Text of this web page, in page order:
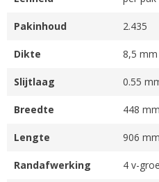
Pakinhoud 2.435
Dikte 8,5 mm
Slijtlaag 0.55
Breedte 448 mm
Lengte 906 mm
Randafwerking 4 v-